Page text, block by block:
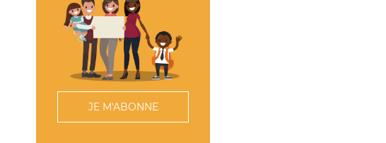
JE M'ABONNE